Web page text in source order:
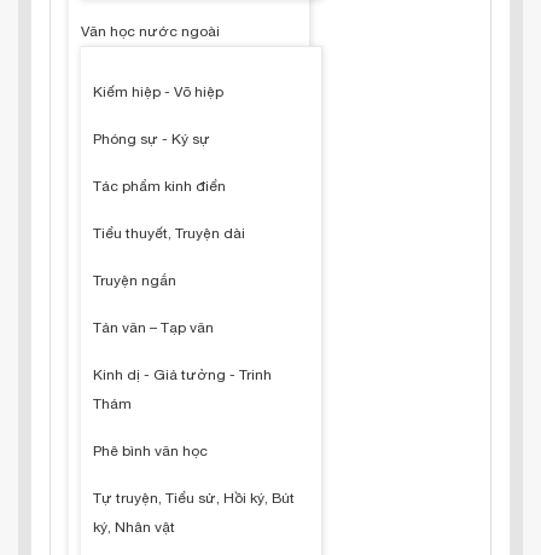
Văn học nước ngoài
Kiếm hiệp - Võ hiệp
Phóng sự - Ký sự
Tác phẩm kinh điển
Tiểu thuyết, Truyện dài
Truyện ngắn
Tản văn – Tạp văn
Kinh dị - Giả tưởng - Trinh
Thám
Phê bình văn học
Tự truyện, Tiểu sử, Hồi ký, Bút
ký, Nhân vật